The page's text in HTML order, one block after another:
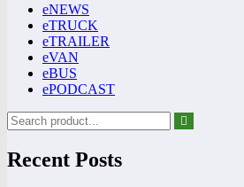
eNEWS
eTRUCK
eTRAILER
eVAN
eBUS
ePODCAST
Recent Posts